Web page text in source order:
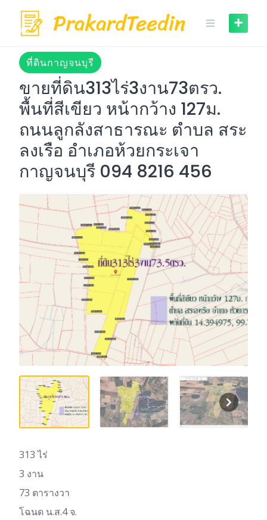
content
ที่ดินกาญจนบุรี
ขายที่ดิน313ไร่3งาน73ตรว.
พื้นที่สีเขียว หน้ากว้าง 127ม.
ถนนลูกลังสาธารณะ ตำบล สระ
ลงเรือ อำเภอห้วยกระเจา
กาญจนบุรี 094 8216 456
313 ไร่
3 งาน
73 ตารางวา
โฉนด น.ส.4 จ.